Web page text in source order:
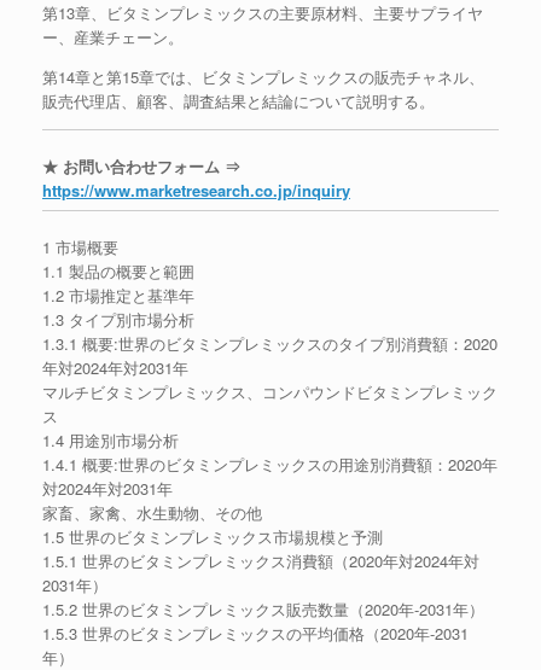
第13章、ビタミンプレミックスの主要原材料、主要サプライヤ
ー、産業チェーン。
第14章と第15章では、ビタミンプレミックスの販売チャネル、
販売代理店、顧客、調査結果と結論について説明する。
★ お問い合わせフォーム ⇒
https://www.marketresearch.co.jp/inquiry
1 市場概要
1.1 製品の概要と範囲
1.2 市場推定と基準年
1.3 タイプ別市場分析
1.3.1 概要:世界のビタミンプレミックスのタイプ別消費額：2020
年対2024年対2031年
マルチビタミンプレミックス、コンパウンドビタミンプレミック
ス
1.4 用途別市場分析
1.4.1 概要:世界のビタミンプレミックスの用途別消費額：2020年
対2024年対2031年
家畜、家禽、水生動物、その他
1.5 世界のビタミンプレミックス市場規模と予測
1.5.1 世界のビタミンプレミックス消費額（2020年対2024年対
2031年）
1.5.2 世界のビタミンプレミックス販売数量（2020年-2031年）
1.5.3 世界のビタミンプレミックスの平均価格（2020年-2031
年）